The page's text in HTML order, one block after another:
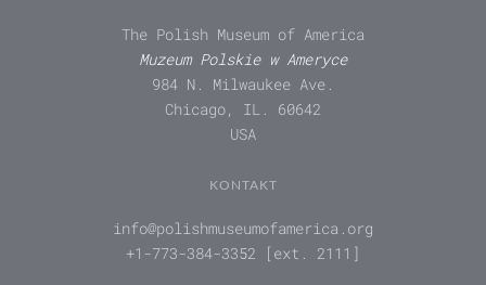
The Polish Museum of America
Muzeum Polskie w Ameryce
984 N. Milwaukee Ave.
Chicago, IL. 60642
USA
KONTAKT
info@polishmuseumofamerica.org
+1-773-384-3352 [ext. 2111]